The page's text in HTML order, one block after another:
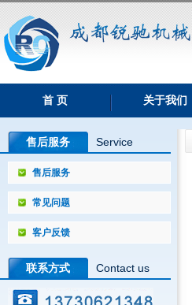
首 页 关于我们
售后服务 Service
售后服务
常见问题
客户反馈
联系方式 Contact us